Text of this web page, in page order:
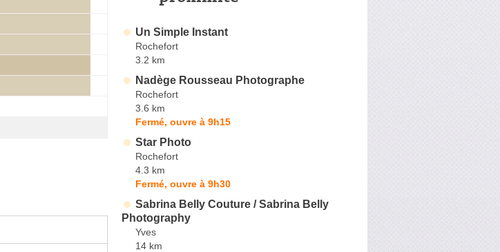
Un Simple Instant
Rochefort
3.2 km
Nadège Rousseau Photographe
Rochefort
3.6 km
Fermé, ouvre à 9h15
Star Photo
Rochefort
4.3 km
Fermé, ouvre à 9h30
Sabrina Belly Couture / Sabrina Belly
Photography
Yves
14 km